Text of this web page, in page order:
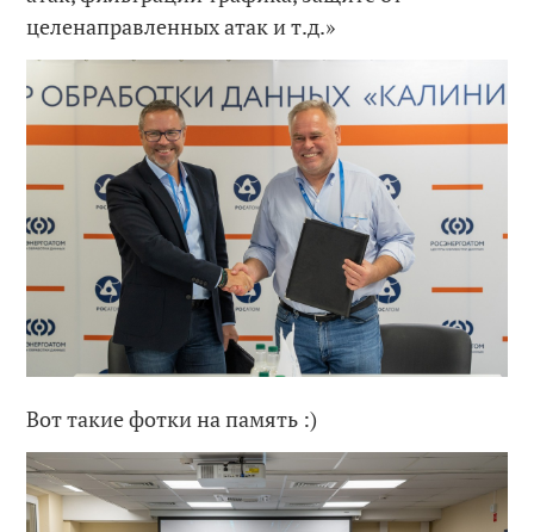
целенаправленных атак и т.д.»
Вот такие фотки на память :)